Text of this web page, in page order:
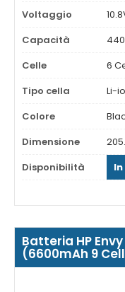
Voltaggio
Capacità
Celle
6
Tipo cella
Li-
Colore
Dimensione
Disponibilità
Batteria HP
(6600mAh 9